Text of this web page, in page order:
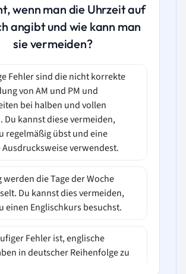
wenn man die Uhrzeit auf
angibt und wie kann man
sie vermeiden?
Fehler sind die nicht korrekte
von AM und PM und
bei halben und vollen
Du kannst diese vermeiden,
regelmäßig übst und eine
verwendest.
werden die Tage der Woche
Du kannst dies vermeiden,
einen Englischkurs besuchst.
Fehler ist, englische
in deutscher Reihenfolge zu